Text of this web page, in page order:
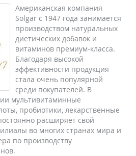
Американская компания
Solgar с 1947 года занимается
производством натуральных
диетических добавок и
витаминов премиум-класса.
Благодаря высокой
эффективности продукция
стала очень популярной
среди покупателей. В
мультивитаминные
пробиотики, лекарственные
расширяет свой
во многих странах мира и
по производству